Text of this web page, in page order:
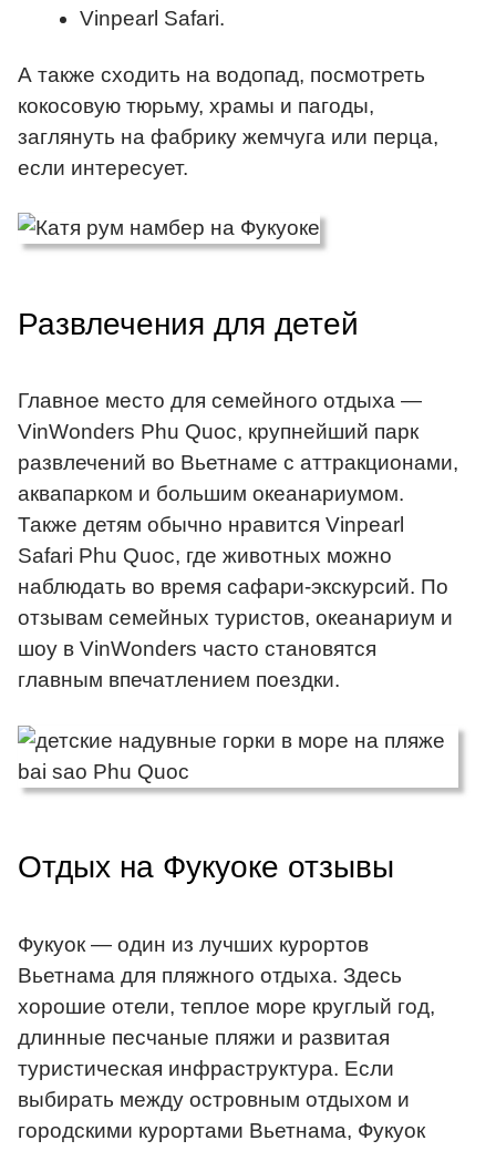
Vinpearl Safari.
А также сходить на водопад, посмотреть
кокосовую тюрьму, храмы и пагоды,
заглянуть на фабрику жемчуга или перца,
если интересует.
Развлечения для детей
Главное место для семейного отдыха —
VinWonders Phu Quoc, крупнейший парк
развлечений во Вьетнаме с аттракционами,
аквапарком и большим океанариумом.
Также детям обычно нравится Vinpearl
Safari Phu Quoc, где животных можно
наблюдать во время сафари-экскурсий. По
отзывам семейных туристов, океанариум и
шоу в VinWonders часто становятся
главным впечатлением поездки.
Отдых на Фукуоке отзывы
Фукуок — один из лучших курортов
Вьетнама для пляжного отдыха. Здесь
хорошие отели, теплое море круглый год,
длинные песчаные пляжи и развитая
туристическая инфраструктура. Если
выбирать между островным отдыхом и
городскими курортами Вьетнама, Фукуок